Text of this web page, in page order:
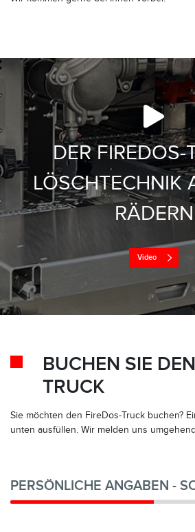
DER FIREDOS-
LÖSCHTECHNIK
RÄDERN
Video
BUCHEN SIE
TRUCK
Sie möchten den FireDos-Truck buchen?
unten ausfüllen. Wir melden uns
PERSÖNLICHE ANGABEN -